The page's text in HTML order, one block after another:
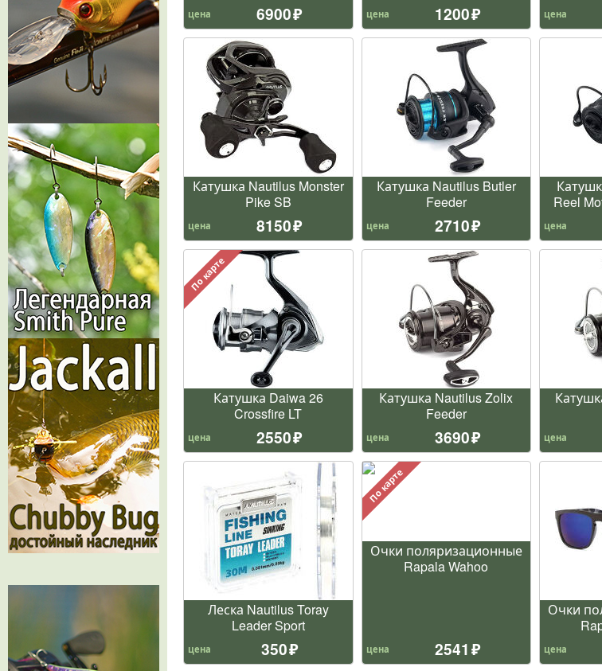
цена 6900 цена 1200 цена
Катушка Nautilus Monster
Pike SB
цена 8150
Катушка Nautilus Butler
Feeder
цена 2710
Reel
цена
По карте
Катушка Daiwa 26
Crossfire LT
цена 2550
Катушка Nautilus Zolix
Feeder
цена 3690 цена
Леска Nautilus Toray
Leader Sport
цена 350
По карте
Очки поляризационные
Rapala Wahoo
цена 2541
Очки
цена